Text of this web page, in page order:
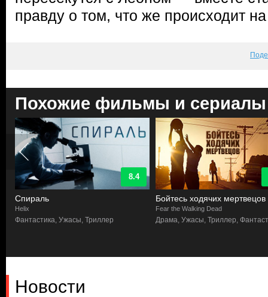
правду о том, что же происходит
Похожие фильмы и сериалы
8.4
Спираль
Helix
Фантастика, Ужасы, Триллер
Бойтесь ходячих мертвецов
Fear the Walking Dead
Драма, Ужасы, Триллер,
Новости